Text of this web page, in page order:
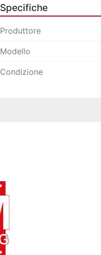
Specifiche
Produttore
Modello
Condizione